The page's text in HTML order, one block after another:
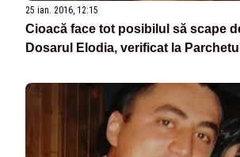
25 ian. 2016, 12:15
Cioacă face tot posibilul să scape
Dosarul Elodia, verificat la